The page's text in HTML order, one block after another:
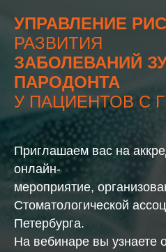
УПРАВЛЕНИЕ
РАЗВИТИЯ
ЗАБОЛЕВАНИЙ
ПАРОДОНТА
У ПАЦИЕНТОВ С
Приглашаем вас на
онлайн-
мероприятие,
Стоматологической
Петербурга.
На вебинаре вы узнаете